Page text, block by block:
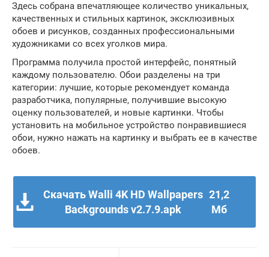
Здесь собрана впечатляющее количество уникальных,
качественных и стильных картинок, эксклюзивных
обоев и рисунков, созданных профессиональными
художниками со всех уголков мира.
Программа получила простой интерфейс, понятный
каждому пользователю. Обои разделены на три
категории: лучшие, которые рекомендует команда
разработчика, популярные, получившие высокую
оценку пользователей, и новые картинки. Чтобы
установить на мобильное устройство понравившиеся
обои, нужно нажать на картинку и выбрать ее в качестве
обоев.
Скачать Walli 4K HD Wallpapers
Backgrounds v2.7.9.apk
21,2
Мб